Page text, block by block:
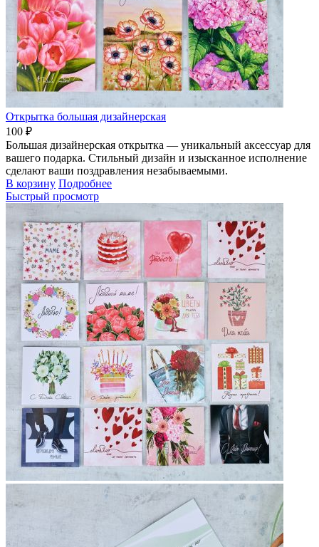
Открытка большая дизайнерская
100 ₽
Большая дизайнерская открытка — уникальный аксессуар для
вашего подарка. Стильный дизайн и изысканное исполнение
сделают ваши поздравления незабываемыми.
В корзину Подробнее
Быстрый просмотр